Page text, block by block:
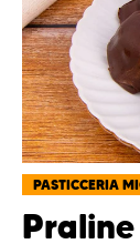
PASTICCERIA